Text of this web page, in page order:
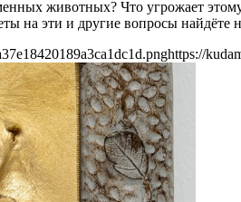
животных? Что угрожает
на эти и другие вопросы найдёте
https://